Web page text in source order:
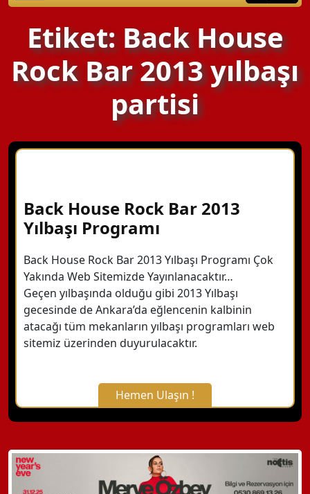
Etiket: Back House
Rock Bar 2013 yılbaşı
partisi
Back House Rock Bar 2013
Yılbaşı Programı
Back House Rock Bar 2013 Yılbaşı Programı Çok
Yakında Web Sitemizde Yayınlanacaktır…
Geçen yılbaşında olduğu gibi 2013 Yılbaşı
gecesinde de Ankara’da eğlencenin kalbinin
atacağı tüm mekanların yılbaşı programları web
sitemiz üzerinden duyurulacaktır.
Hemen Ulaşın !
X Kapat
WhatsApp ile Bilgi Alın